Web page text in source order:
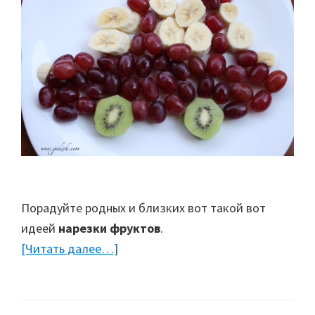
Порадуйте родных и близких вот такой вот
идеей нарезки фруктов.
[Читать далее…]